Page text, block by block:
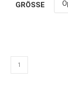
GRÖSSE